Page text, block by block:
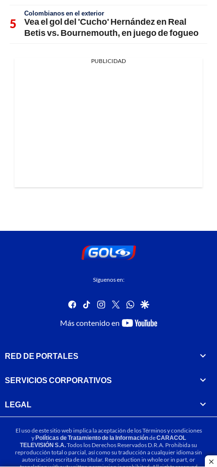
Colombianos en el exterior
Vea el gol del 'Cucho' Hernández en Real
Betis vs. Bournemouth, en juego de fogueo
PUBLICIDAD
Síguenos en:
facebook
tiktok instagram
twitterwhatsapp
google
Más contenido en
youtube-
RED DE PORTALES
SERVICIOS CORPORATIVOS
LEGAL
El uso de este sitio web implica la aceptación de losTérminos y condiciones
yPolíticas de Tratamiento de la InformacióndeCARACOL
TELEVISIÓN S.A.Todos los Derechos Reservados D.R.A. Prohibida su
reproducción total o parcial, así como su traducción a cualquier idioma sin
autorización escrita de su titular. Reproduction in whole or in part, or